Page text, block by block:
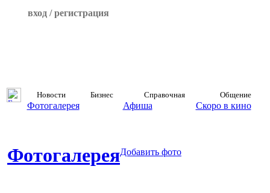
вход / регистрация
Новости Бизнес Справочная Общение
Фотогалерея Афиша Скоро в кино
ФотогалереяДобавить фото